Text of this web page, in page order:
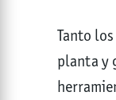
Tanto
planta y